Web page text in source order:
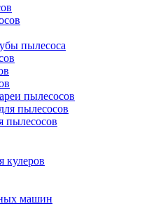
пылесоса
пылесосов
пылесосов
пылесосов
кулеров
машин